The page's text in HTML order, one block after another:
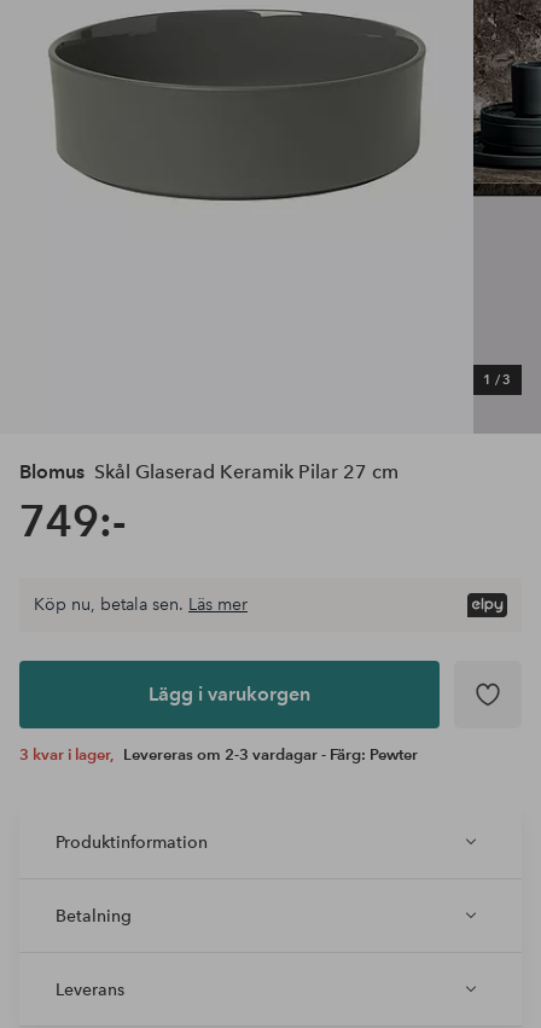
1 /3
Blomus Skål Glaserad Keramik Pilar 27 cm
749:-
Lägg i
Köp nu, betala sen. Läs mer
Lägg i varukorgen
3 kvar i lager, Levereras om 2-3 vardagar - Färg: Pewter
Produktinformation
Betalning
Leverans